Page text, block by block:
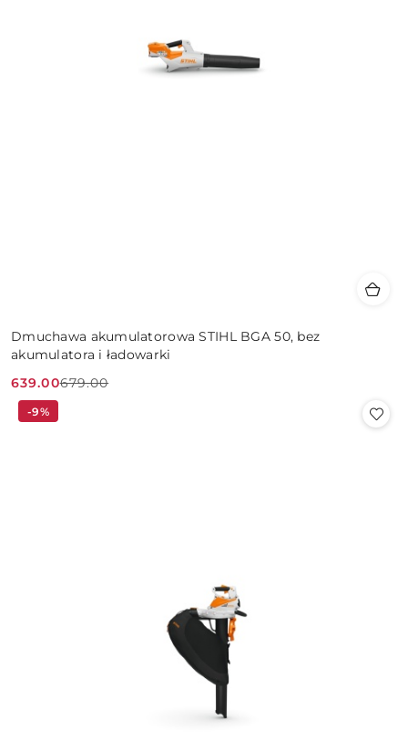
Dmuchawa akumulatorowa STIHL BGA 50, bez
akumulatora i ładowarki
Cena
promocyjna:
639.00
Cena
przed
679.00
-9%